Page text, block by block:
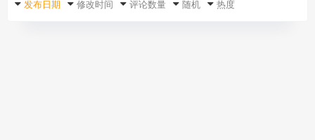
发布日期 修改时间 评论数量 随机 热度